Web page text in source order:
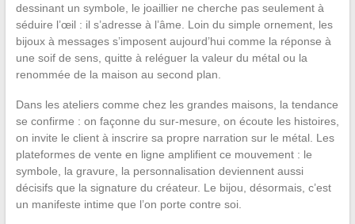
dessinant un symbole, le joaillier ne cherche pas seulement à
séduire l’œil : il s’adresse à l’âme. Loin du simple ornement, les
bijoux à messages s’imposent aujourd’hui comme la réponse à
une soif de sens, quitte à reléguer la valeur du métal ou la
renommée de la maison au second plan.
Dans les ateliers comme chez les grandes maisons, la tendance
se confirme : on façonne du sur-mesure, on écoute les histoires,
on invite le client à inscrire sa propre narration sur le métal. Les
plateformes de vente en ligne amplifient ce mouvement : le
symbole, la gravure, la personnalisation deviennent aussi
décisifs que la signature du créateur. Le bijou, désormais, c’est
un manifeste intime que l’on porte contre soi.